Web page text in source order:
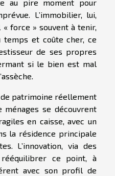
au pire moment pour
L’immobilier, lui,
force » souvent à tenir,
temps et coûte cher, ce
de ses propres
si le bien est mal
patrimoine réellement
ménages se découvrent
en caisse, avec un
la résidence principale
L’innovation, via des
ce point, à
avec son profil de